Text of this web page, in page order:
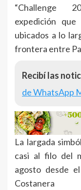
“Challenge
expedición
ubicados a lo
frontera entre
Recibí las
de WhatsApp
La largada
casi al filo del
agosto desde